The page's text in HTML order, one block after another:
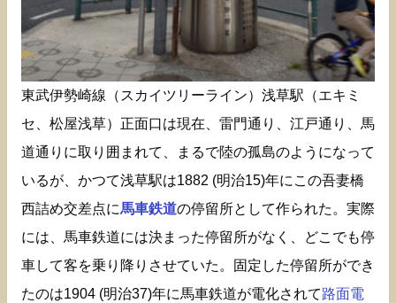
東武伊勢崎線（スカイツリーライン）浅草駅（エキミ
セ、松屋浅草）正面口は現在、雷門通り、江戸通り、馬
道通りに取り囲まれて、まるで陸の孤島のようになって
いるが、かつて浅草駅は1882 (明治15)年にこの吾妻橋
西詰め交差点に馬車鉄道の停留所として作られた。実際
には、馬車鉄道には決まった停留所がなく、どこでも停
車して客を乗り降りさせていた。固定した停留所ができ
たのは1904 (明治37)年に馬車鉄道が電化されて路面電